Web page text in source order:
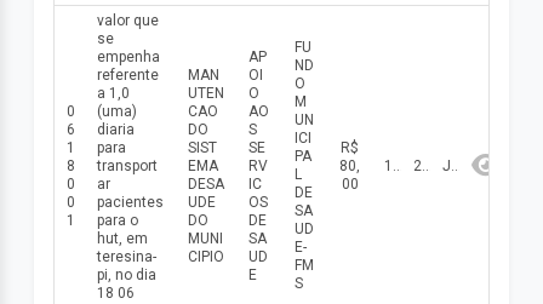
0
6
1
8
0
0
1
valor que
se
empenha
referente
a 1,0
(uma)
diaria
para
transport
ar
pacientes
para o
hut, em
teresina-
pi, no dia
18 06
MAN
UTEN
CAO
DO
SIST
EMA
DESA
UDE
DO
MUNI
CIPIO
AP
OI
O
AO
S
SE
RV
IC
OS
DE
SA
UD
E
FU
ND
O
M
UN
ICI
PA
L
DE
SA
UD
E-
FM
S
R$
80,
00
18/06/2026 2026 Junho